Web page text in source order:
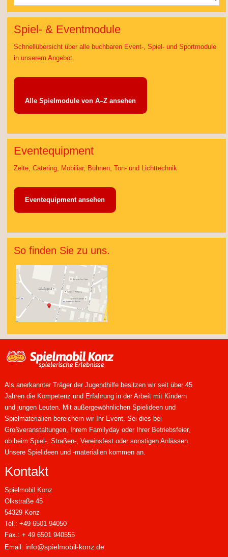
Spiel- & Eventmodule
Schnellübersicht über alle buchbaren Event-, Spiel- und Sportmodule
in unserem Angebot.
Alle Spielmodule von A–Z ansehen
Eventequipment
Zelte, Catering, Mobiliar, Bühnen, Ton- und Lichttechnik
Eventequipment ansehen
So finden Sie zu uns.
Als anerkannter Träger der Jugendhilfe besitzen wir seit über 45
Jahren die Kompetenz und Erfahrung in der Arbeit mit Kindern
und jungen Leuten. Mit außergewöhnlichen Spielideen und
Spielmaterialien bereichern wir Ihr Event. Sei dies bei
Großveranstaltungen, Ihrem Familyday oder Ihrer Betriebsfeier,
ob beim Spiel-, Straßen-, Vereinsfest oder sonstigen Anlässen.
Unsere Spielideen und -materialien kommen an.
Kontakt
Spielmobil Konz
Olkstraße 45
54329 Konz
Tel.: +49 6501 94050
Fax.: + 49 6501 940555
Email: info@spielmobil-konz.de